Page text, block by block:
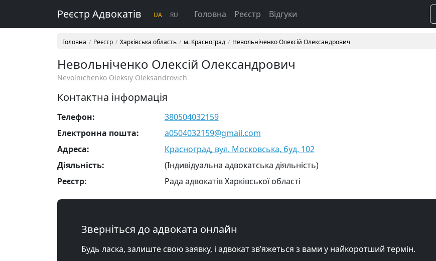
Реєстр Адвокатів UA RU Головна Реєстр Відгуки
Головна Реєстр Харківська область м. Красноград Невольніченко Олексій Олександрович
Невольніченко Олексій Олександрович
Nevolnichenko Oleksiy Oleksandrovich
Контактна інформація
Телефон:
380504032159
Електронна пошта:
a0504032159@gmail.com
Адреса:
Красноград, вул. Московська, буд. 102
Діяльність:
(Індивідуальна адвокатська діяльність)
Реєстр:
Рада адвокатів Харківської області
Зверніться до адвоката онлайн
Будь ласка, залиште свою заявку, і адвокат зв’яжеться з вами у найкоротший термін.